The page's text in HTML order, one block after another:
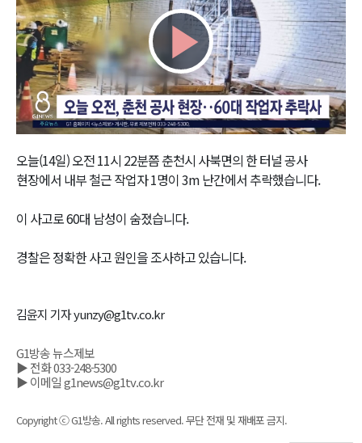
Play
Video
오늘(14일) 오전 11시 22분쯤 춘천시 사북면의 한 터널 공사
현장에서 내부 철근 작업자 1명이 3m 난간에서 추락했습니다.
이 사고로 60대 남성이 숨졌습니다.
경찰은 정확한 사고 원인을 조사하고 있습니다.
김윤지 기자 yunzy@g1tv.co.kr
G1방송 뉴스제보
▶ 전화 033-248-5300
▶ 이메일 g1news@g1tv.co.kr
Copyright ⓒ G1방송. All rights reserved. 무단 전재 및 재배포 금지.